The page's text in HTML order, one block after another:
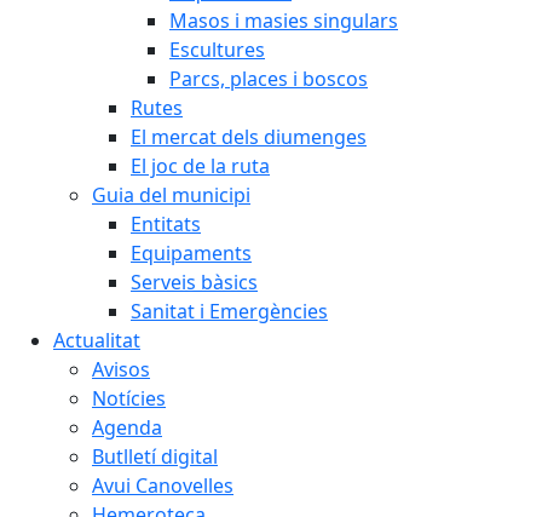
Masos i masies singulars
Escultures
Parcs, places i boscos
Rutes
El mercat dels diumenges
El joc de la ruta
Guia del municipi
Entitats
Equipaments
Serveis bàsics
Sanitat i Emergències
Actualitat
Avisos
Notícies
Agenda
Butlletí digital
Avui Canovelles